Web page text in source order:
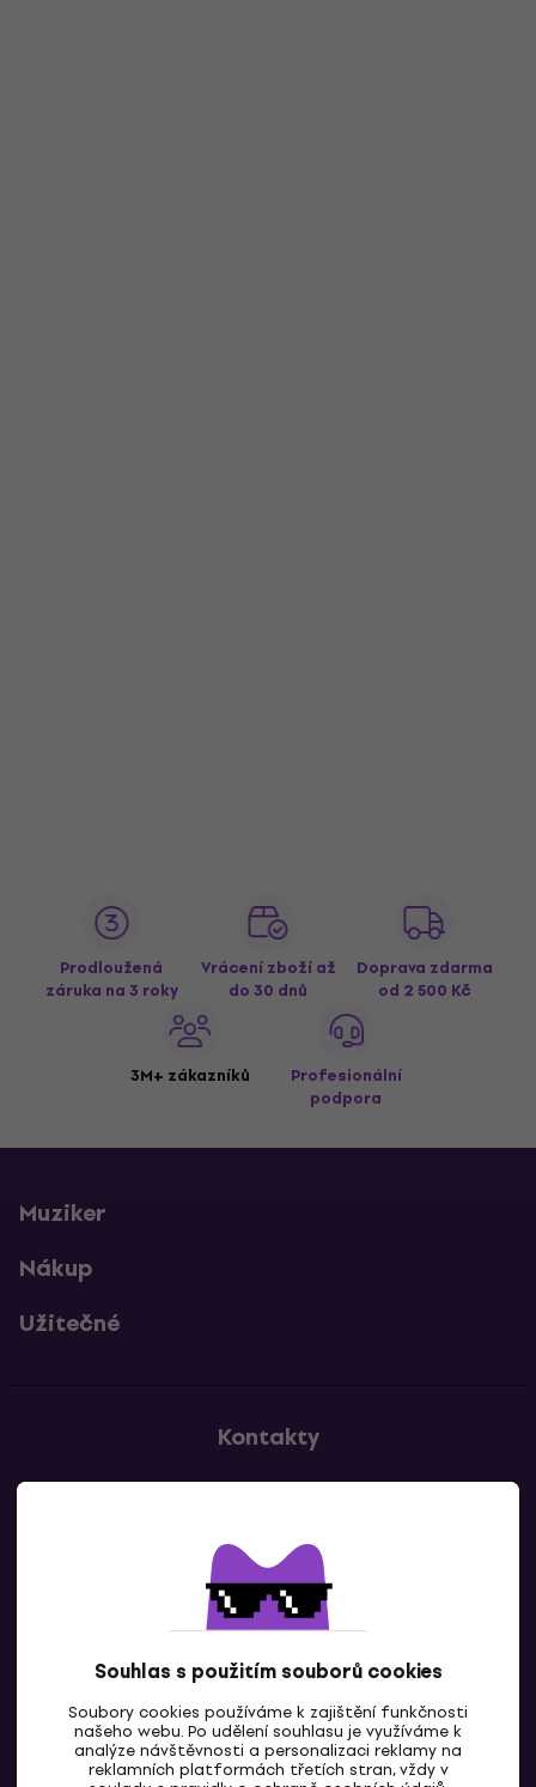
Souhlas s použitím souborů cookies
Soubory cookies používáme k zajištění funkčnosti
našeho webu. Po udělení souhlasu je využíváme k
analýze návštěvnosti a personalizaci reklamy na
reklamních platformách třetích stran, vždy v
Prodloužená
záruka na 3 roky
Vrácení zboží až
do 30 dnů
Doprava zdarma
od 2 500 Kč
3M+ zákazníků
Profesionální
podpora
Muziker
Nákup
Užitečné
Kontakty
CZ